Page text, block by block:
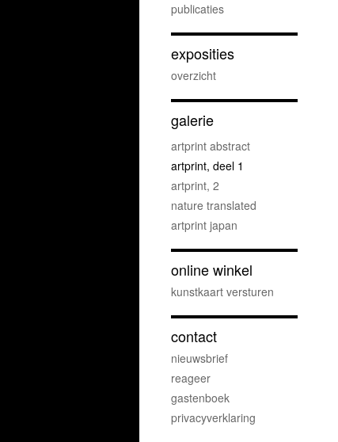
publicaties
exposities
overzicht
galerie
artprint abstract
artprint, deel 1
artprint, 2
nature translated
artprint japan
online winkel
kunstkaart versturen
contact
nieuwsbrief
reageer
gastenboek
privacyverklaring